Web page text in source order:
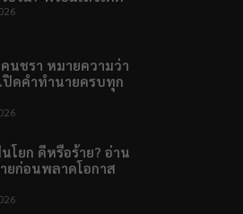
นชรา หมายความว่า
ปิดคำทำนายครบทุก
โยก ดีหรือร้าย? อ่าน
ยก่อนพลาดโอกาส